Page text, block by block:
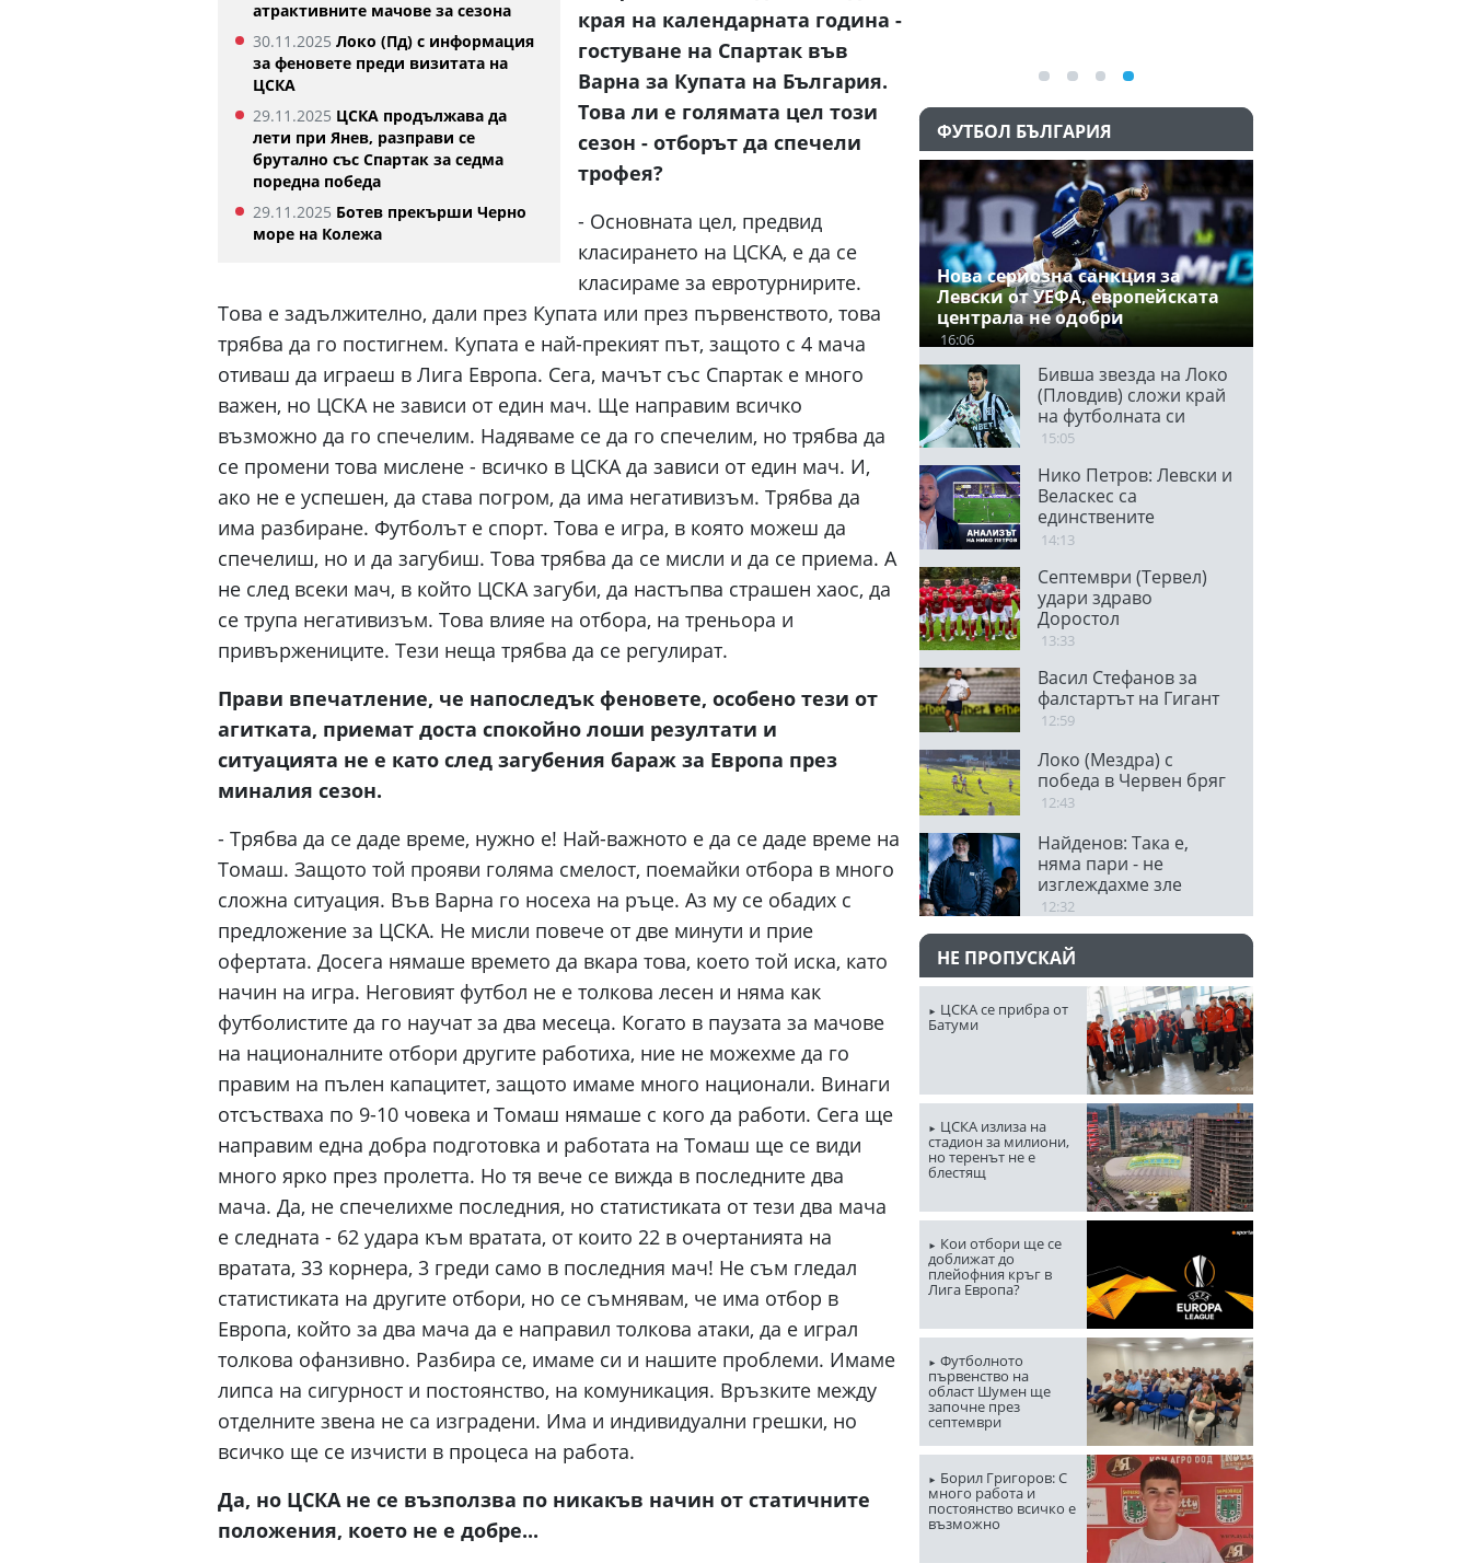
атрактивните мачове за сезона
30.11.2025 Локо (Пд) с информация
за феновете преди визитата на
ЦСКА
29.11.2025 ЦСКА продължава да
лети при Янев, разправи се
брутално със Спартак за седма
поредна победа
29.11.2025 Ботев прекърши Черно
море на Колежа
края на календарната година -
гостуване на Спартак във
Варна за Купата на България.
Това ли е голямата цел този
сезон - отборът да спечели
трофея?
- Основната цел, предвид
класирането на ЦСКА, е да се
класираме за евротурнирите.
Това е задължително, дали през Купата или през първенството, това
трябва да го постигнем. Купата е най-прекият път, защото с 4 мача
отиваш да играеш в Лига Европа. Сега, мачът със Спартак е много
важен, но ЦСКА не зависи от един мач. Ще направим всичко
възможно да го спечелим. Надяваме се да го спечелим, но трябва да
се промени това мислене - всичко в ЦСКА да зависи от един мач. И,
ако не е успешен, да става погром, да има негативизъм. Трябва да
има разбиране. Футболът е спорт. Това е игра, в която можеш да
спечелиш, но и да загубиш. Това трябва да се мисли и да се приема. А
не след всеки мач, в който ЦСКА загуби, да настъпва страшен хаос, да
се трупа негативизъм. Това влияе на отбора, на треньора и
привържениците. Тези неща трябва да се регулират.
Прави впечатление, че напоследък феновете, особено тези от
агитката, приемат доста спокойно лоши резултати и
ситуацията не е като след загубения бараж за Европа през
миналия сезон.
- Трябва да се даде време, нужно е! Най-важното е да се даде време на
Томаш. Защото той прояви голяма смелост, поемайки отбора в много
сложна ситуация. Във Варна го носеха на ръце. Аз му се обадих с
предложение за ЦСКА. Не мисли повече от две минути и прие
офертата. Досега нямаше времето да вкара това, което той иска, като
начин на игра. Неговият футбол не е толкова лесен и няма как
футболистите да го научат за два месеца. Когато в паузата за мачове
на националните отбори другите работиха, ние не можехме да го
правим на пълен капацитет, защото имаме много национали. Винаги
отсъстваха по 9-10 човека и Томаш нямаше с кого да работи. Сега ще
направим една добра подготовка и работата на Томаш ще се види
много ярко през пролетта. Но тя вече се вижда в последните два
мача. Да, не спечелихме последния, но статистиката от тези два мача
е следната - 62 удара към вратата, от които 22 в очертанията на
вратата, 33 корнера, 3 греди само в последния мач! Не съм гледал
статистиката на другите отбори, но се съмнявам, че има отбор в
Европа, който за два мача да е направил толкова атаки, да е играл
толкова офанзивно. Разбира се, имаме си и нашите проблеми. Имаме
липса на сигурност и постоянство, на комуникация. Връзките между
отделните звена не са изградени. Има и индивидуални грешки, но
всичко ще се изчисти в процеса на работа.
Да, но ЦСКА не се възползва по никакъв начин от статичните
положения, което не е добре...
07.08.2026
ФУТБОЛ БЪЛГАРИЯ
Нова сериозна санкция за
Левски от УЕФА, европейската
централа не одобри
транспарант
16:06
Бивша звезда на Локо
(Пловдив) сложи край
на футболната си
кариера
15:05
Нико Петров: Левски и
Веласкес са
единствените
протагонисти в
14:13
Септември (Тервел)
удари здраво
Доростол
13:33
Васил Стефанов за
фалстартът на Гигант
12:59
Локо (Мездра) с
победа в Червен бряг
12:43
Найденов: Така е,
няма пари - не
изглеждахме зле
срещу 110 милиона на
12:32
НЕ ПРОПУСКАЙ
ЦСКА се прибра от
Батуми
ЦСКА излиза на
стадион за милиони,
но теренът не е
блестящ
Кои отбори ще се
доближат до
плейофния кръг в
Лига Европа?
Футболното
първенство на
област Шумен ще
започне през
септември
Борил Григоров: С
много работа и
постоянство всичко е
възможно